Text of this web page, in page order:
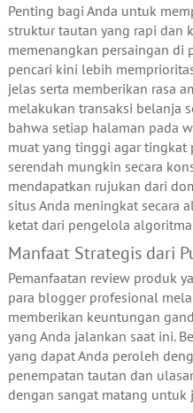
Penting bagi Anda untuk
struktur tautan yang rapi dan
memenangkan persaingan di
pencari kini lebih
jelas serta memberikan rasa
melakukan transaksi belanja
bahwa setiap halaman pada
muat yang tinggi agar
serendah mungkin secara
mendapatkan rujukan dari
situs Anda meningkat secara
ketat dari pengelola
Manfaat Strategis dari
Pemanfaatan review produk
para blogger profesional
memberikan keuntungan
yang Anda jalankan saat ini.
yang dapat Anda peroleh
penempatan tautan dan
dengan sangat matang untuk